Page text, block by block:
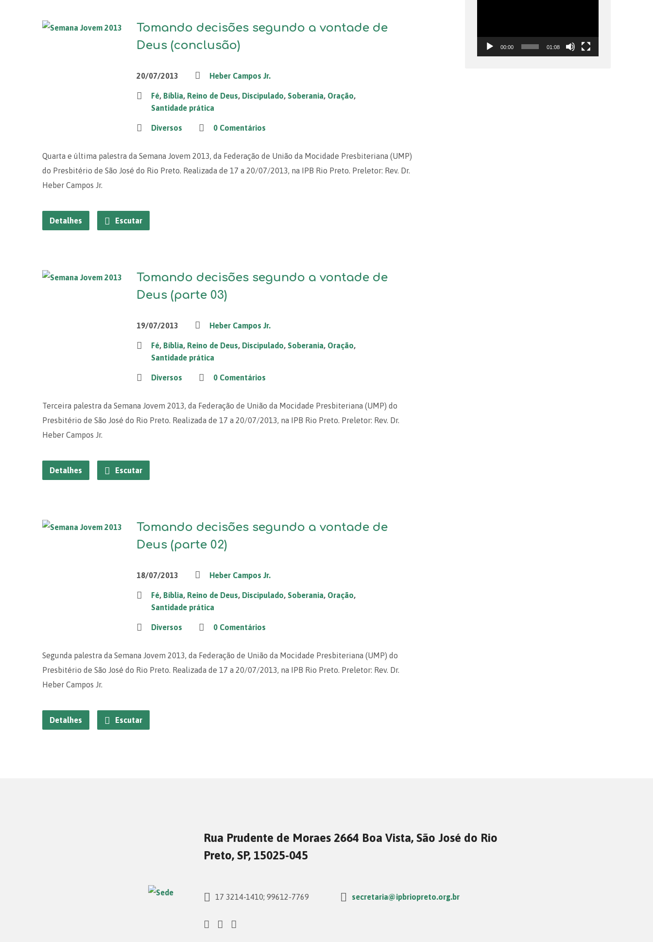
Tomando decisões segundo a vontade de
Deus (conclusão)
20/07/2013 Heber Campos Jr.
Fé, Bíblia, Reino de Deus, Discipulado, Soberania, Oração,
Santidade prática
Diversos 0 Comentários
Quarta e última palestra da Semana Jovem 2013, da Federação de União da Mocidade Presbiteriana (UMP)
do Presbitério de São José do Rio Preto. Realizada de 17 a 20/07/2013, na IPB Rio Preto. Preletor: Rev. Dr.
Heber Campos Jr.
Detalhes Escutar
Tomando decisões segundo a vontade de
Deus (parte 03)
19/07/2013 Heber Campos Jr.
Fé, Bíblia, Reino de Deus, Discipulado, Soberania, Oração,
Santidade prática
Diversos 0 Comentários
Terceira palestra da Semana Jovem 2013, da Federação de União da Mocidade Presbiteriana (UMP) do
Presbitério de São José do Rio Preto. Realizada de 17 a 20/07/2013, na IPB Rio Preto. Preletor: Rev. Dr.
Heber Campos Jr.
Detalhes Escutar
Tomando decisões segundo a vontade de
Deus (parte 02)
18/07/2013 Heber Campos Jr.
Fé, Bíblia, Reino de Deus, Discipulado, Soberania, Oração,
Santidade prática
Diversos 0 Comentários
Segunda palestra da Semana Jovem 2013, da Federação de União da Mocidade Presbiteriana (UMP) do
Presbitério de São José do Rio Preto. Realizada de 17 a 20/07/2013, na IPB Rio Preto. Preletor: Rev. Dr.
Heber Campos Jr.
Detalhes Escutar
00:00 01:08
Rua Prudente de Moraes 2664 Boa Vista, São José do Rio
Preto, SP, 15025-045
17 3214-1410; 99612-7769 secretaria@ipbriopreto.org.br